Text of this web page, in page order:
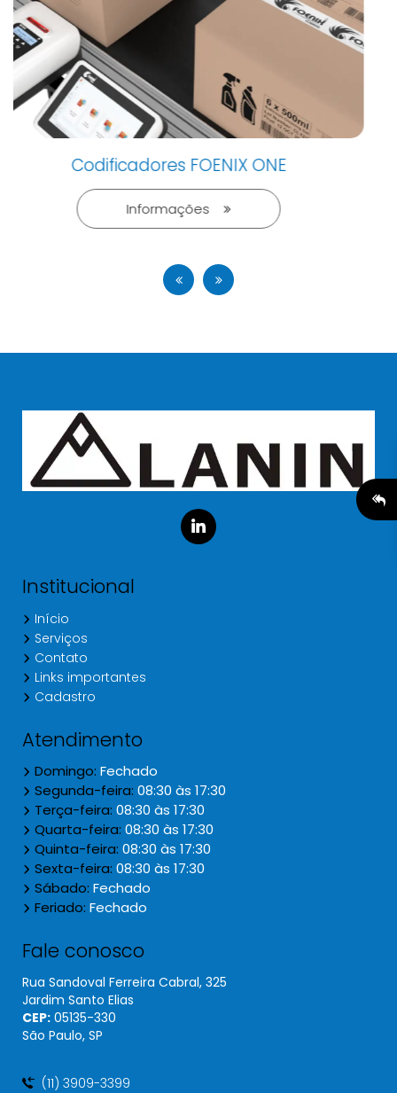
Codificador Ink Jet - FP2
Informações
Institucional
Início
Serviços
Contato
Links importantes
Cadastro
Atendimento
Domingo: Fechado
Segunda-feira: 08:30 às 17:30
Terça-feira: 08:30 às 17:30
Quarta-feira: 08:30 às 17:30
Quinta-feira: 08:30 às 17:30
Sexta-feira: 08:30 às 17:30
Sábado: Fechado
Feriado: Fechado
Fale conosco
Rua Sandoval Ferreira Cabral, 325
Jardim Santo Elias
CEP: 05135​-330
São Paulo, SP
(11) 3909-3399